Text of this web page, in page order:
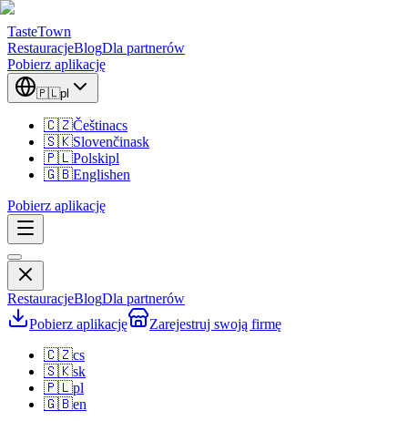
TasteTown
RestauracjeBlogDla partnerów
Pobierz aplikację
🇵🇱pl
🇨🇿Češtinacs
🇸🇰Slovenčinask
🇵🇱Polskipl
🇬🇧Englishen
Pobierz aplikację
RestauracjeBlogDla partnerów
Pobierz aplikację
Zarejestruj swoją firmę
🇨🇿cs
🇸🇰sk
🇵🇱pl
🇬🇧en